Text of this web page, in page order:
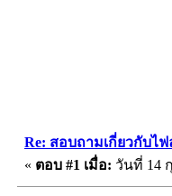
Re: สอบถามเกี่ยวกับไฟ
« ตอบ #1 เมื่อ: วันที่ 14